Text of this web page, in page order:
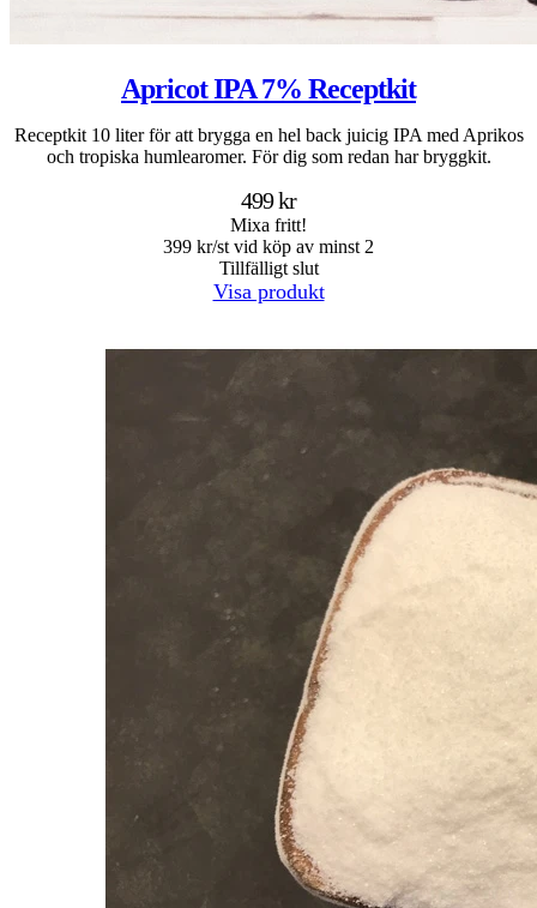
Apricot IPA 7% Receptkit
Receptkit 10 liter för att brygga en hel back juicig IPA med Aprikos
och tropiska humlearomer. För dig som redan har bryggkit.
499 kr
Mixa fritt!
399 kr/st vid köp av minst 2
Tillfälligt slut
Visa produkt